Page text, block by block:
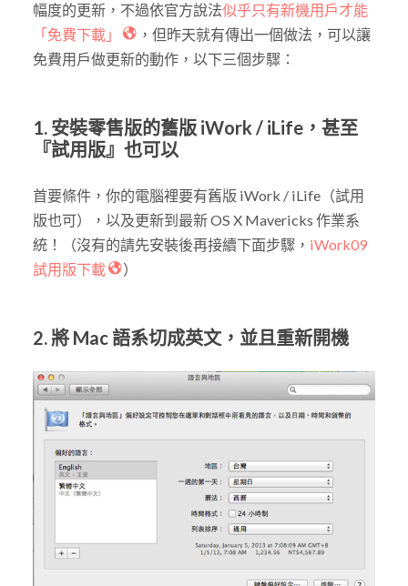
幅度的更新，不過依官方說法似乎只有新機用戶才能
「免費下載」
，但昨天就有傳出一個做法，可以讓
免費用戶做更新的動作，以下三個步驟：
1. 安裝零售版的舊版 iWork / iLife，甚至
『試用版』也可以
首要條件，你的電腦裡要有舊版 iWork / iLife（試用
版也可），以及更新到最新 OS X Mavericks 作業系
統！（沒有的請先安裝後再接續下面步驟， iWork09
試用版下載
）
2. 將 Mac 語系切成英文，並且重新開機